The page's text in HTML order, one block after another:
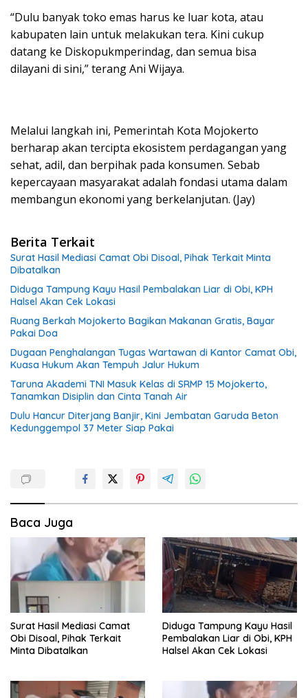
“Dulu banyak toko emas harus ke luar kota, atau
kabupaten lain untuk melakukan tera. Kini cukup
datang ke Diskopukmperindag, dan semua bisa
dilayani di sini,” terang Ani Wijaya.
Melalui langkah ini, Pemerintah Kota Mojokerto
berharap akan tercipta ekosistem perdagangan yang
sehat, adil, dan berpihak pada konsumen. Sebab
kepercayaan masyarakat adalah fondasi utama dalam
membangun ekonomi yang berkelanjutan. (Jay)
Berita Terkait
Surat Hasil Mediasi Camat Obi Disoal, Pihak Terkait Minta
Dibatalkan
Diduga Tampung Kayu Hasil Pembalakan Liar di Obi, KPH
Halsel Akan Cek Lokasi
Ruang Berkah Mojokerto Bagikan Makanan Gratis, Bayar
Pakai Doa
Dugaan Penghalangan Tugas Wartawan di Kantor Camat Obi,
Kuasa Hukum Akan Tempuh Jalur Hukum
Taruna Akademi TNI Masuk Kelas di SRMP 15 Mojokerto,
Tanamkan Disiplin dan Cinta Tanah Air
Dulu Hancur Diterjang Banjir, Kini Jembatan Garuda Beton
Kedunggempol 37 Meter Siap Pakai
Baca Juga
Surat Hasil Mediasi Camat
Obi Disoal, Pihak Terkait
Minta Dibatalkan
Diduga Tampung Kayu Hasil
Pembalakan Liar di Obi, KPH
Halsel Akan Cek Lokasi